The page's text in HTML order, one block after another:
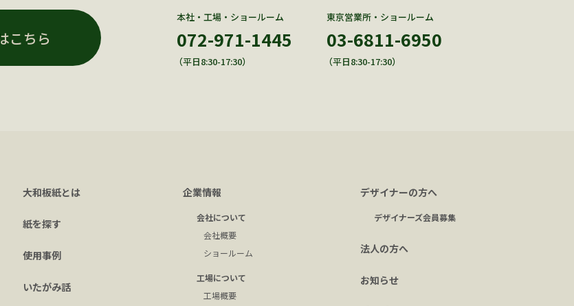
こちら
本社・工場・ショールーム
072-971-1445
（平日8:30-17:30）
東京営業所・ショールーム
03-6811-6950
（平日8:30-17:30）
大和板紙とは
紙を探す
使用事例
いたがみ話
企業情報
会社について
会社概要
ショールーム
工場について
工場概要
デザイナーの方へ
デザイナーズ会員募集
法人の方へ
お知らせ